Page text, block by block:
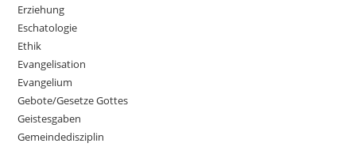
Erziehung
Eschatologie
Ethik
Evangelisation
Evangelium
Gebote/Gesetze Gottes
Geistesgaben
Gemeindedisziplin